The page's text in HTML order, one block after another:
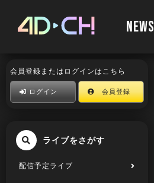
NEWS
会員登録またはログインはこちら
ログイン 会員登録
ライブをさがす
配信予定ライブ